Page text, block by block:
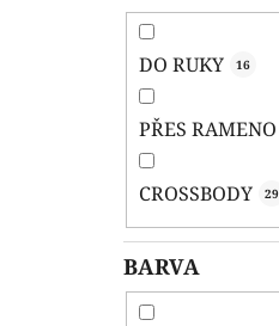
DO RUKY 16
PŘES RAMENO
CROSSBODY 29
BARVA